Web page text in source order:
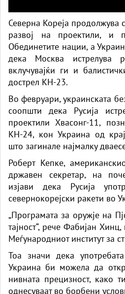
Северна Кореја продолжува
развој на проектили, и
Обединетите нации, а
дека Москва истрелува
вклучувајќи ги и
дострел КН-23.
Во февруари, украинската
соопшти дека Русија
проектили Хвасонг-11,
КН-24, кон Украина од
што загинале најмалку
Роберт Кепке,
државен секретар, на
изјави дека Русија
севернокорејски ракети во
„Програмата за оружје на
тајност“, рече Фабијан
Меѓународниот институт за
Тоа значи дека
Украина би можела да
нивната прецизност, како
однесуваат во борбени